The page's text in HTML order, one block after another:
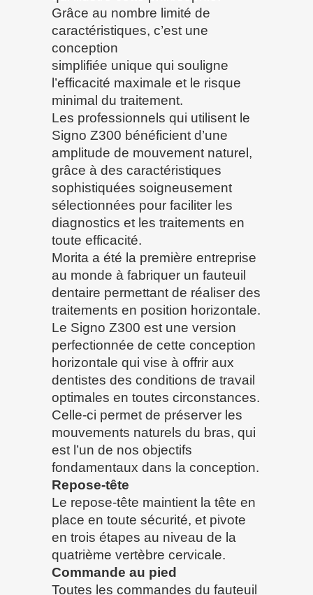
Grâce au nombre limité de
caractéristiques, c’est une
conception
simplifiée unique qui souligne
l’efficacité maximale et le risque
minimal du traitement.
Les professionnels qui utilisent le
Signo Z300 bénéficient d’une
amplitude de mouvement naturel,
grâce à des caractéristiques
sophistiquées soigneusement
sélectionnées pour faciliter les
diagnostics et les traitements en
toute efficacité.
Morita a été la première entreprise
au monde à fabriquer un fauteuil
dentaire permettant de réaliser des
traitements en position horizontale.
Le Signo Z300 est une version
perfectionnée de cette conception
horizontale qui vise à offrir aux
dentistes des conditions de travail
optimales en toutes circonstances.
Celle-ci permet de préserver les
mouvements naturels du bras, qui
est l’un de nos objectifs
fondamentaux dans la conception.
Repose-tête
Le repose-tête maintient la tête en
place en toute sécurité, et pivote
en trois étapes au niveau de la
quatrième vertèbre cervicale.
Commande au pied
Toutes les commandes du fauteuil